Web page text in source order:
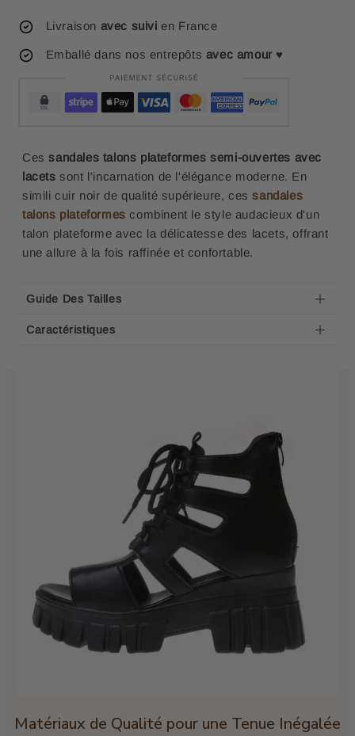
Livraison avec suivi en France
Emballé dans nos entrepôts avec amour ♥
Cessandales talons plateformes semi-ouvertes avec
lacets sont l'incarnation de l'élégance moderne. En
simili cuir noir de qualité supérieure, cessandales
talons plateformes combinent le style audacieux d'un
talon plateforme avec la délicatesse des lacets, offrant
une allure à la fois raffinée et confortable.
Guide Des Tailles
Caractéristiques
Matériaux de Qualité pour une Tenue Inégalée